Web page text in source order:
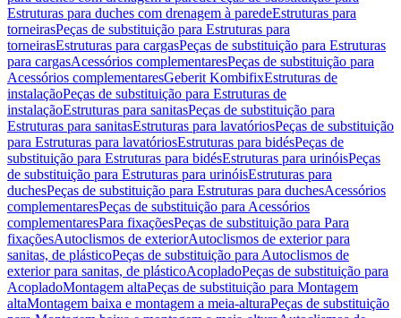
Estruturas para duches com drenagem à paredeEstruturas para
torneirasPeças de substituição para Estruturas para
torneirasEstruturas para cargasPeças de substituição para Estruturas
para cargasAcessórios complementaresPeças de substituição para
Acessórios complementaresGeberit KombifixEstruturas de
instalaçãoPeças de substituição para Estruturas de
instalaçãoEstruturas para sanitasPeças de substituição para
Estruturas para sanitasEstruturas para lavatóriosPeças de substituição
para Estruturas para lavatóriosEstruturas para bidésPeças de
substituição para Estruturas para bidésEstruturas para urinóisPeças
de substituição para Estruturas para urinóisEstruturas para
duchesPeças de substituição para Estruturas para duchesAcessórios
complementaresPeças de substituição para Acessórios
complementaresPara fixaçõesPeças de substituição para Para
fixaçõesAutoclismos de exteriorAutoclismos de exterior para
sanitas, de plásticoPeças de substituição para Autoclismos de
exterior para sanitas, de plásticoAcopladoPeças de substituição para
AcopladoMontagem altaPeças de substituição para Montagem
altaMontagem baixa e montagem a meia-alturaPeças de substituição